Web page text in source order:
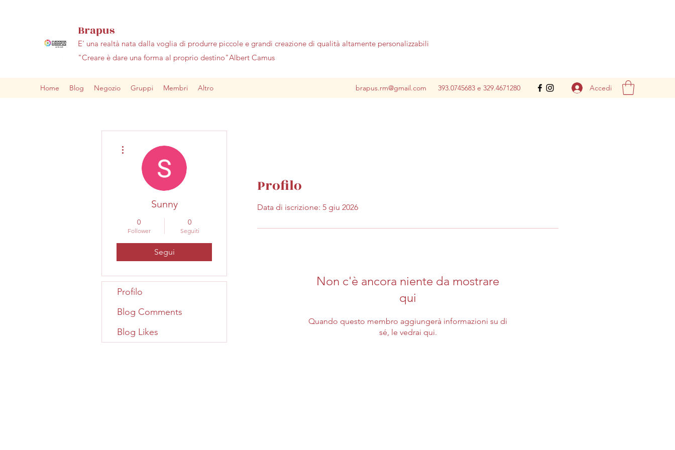
Brapus
E' una realtà nata dalla voglia di produrre piccole e grandi creazione di qualità altamente personalizzabili
"Creare è dare una forma al proprio destino"Albert Camus
Home Blog Negozio Gruppi Membri Altro brapus.rm@gmail.com 393.0745683 e 329.4671280 Accedi
Profilo
Data di iscrizione: 5 giu 2026
Non c'è ancora niente da mostrare
qui
Quando questo membro aggiungerà informazioni su di
sé, le vedrai qui.
Sunny
0
Follower
0
Seguiti
Segui
Profilo
Blog Comments
Blog Likes